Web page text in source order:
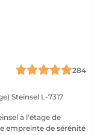
284
Steinsel L-7317
à l'étage de
empreinte de sérénité